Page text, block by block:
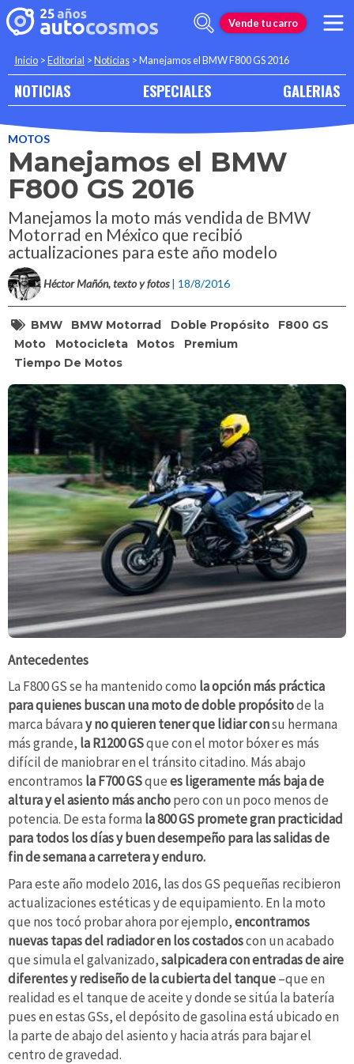
Vende tu carro
Inicio >Editorial >Noticias >Manejamos el BMW F800 GS 2016
NOTICIAS ESPECIALES GALERIAS
MOTOS
Manejamos el BMW
F800 GS 2016
Manejamos la moto más vendida de BMW
Motorrad en México que recibió
actualizaciones para este año modelo
Héctor Mañón, texto y fotos | 18/8/2016
BMW BMW Motorrad Doble Propósito
F800 GS
Moto
Motocicleta Motos
Premium
Tiempo De Motos
Antecedentes
La F800 GS se ha mantenido como la opción más práctica
para quienes buscan una moto de doble propósitode la
marca bávaray no quieren tener que lidiar consu hermana
más grande, la R1200 GSque con el motor bóxer es más
difícil de maniobrar en el tránsito citadino. Más abajo
encontramos la F700 GSquees ligeramente más baja de
altura y el asiento más anchopero con un poco menos de
potencia. De esta forma la 800 GS promete gran practicidad
para todos los días y buen desempeño para las salidas de
fin de semana a carretera y enduro.
Para este año modelo 2016, las dos GS pequeñas recibieron
actualizaciones estéticas y de equipamiento. En la moto
que nos tocó probar ahora por ejemplo,encontramos
nuevas tapas del radiador en los costadoscon un acabado
que simula el galvanizado,salpicadera con entradas de aire
diferentes y rediseño de la cubierta del tanque–que en
realidad es el tanque de aceite y donde se sitúa la batería
pues en estas GSs, el depósito de gasolina está ubicado en
la parte de abajo del asiento y hacia atrás para bajar el
centro de gravedad.